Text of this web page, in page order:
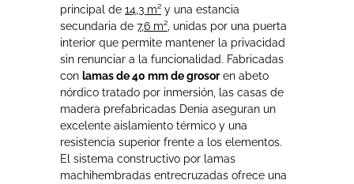
principal de 14,3 m² y una estancia
secundaria de 7,6 m² , unidas por una puerta
interior que permite mantener la privacidad
sin renunciar a la funcionalidad. Fabricadas
con lamas de 40 mm de grosoren abeto
nórdico tratado por inmersión, las casas de
madera prefabricadas Denia aseguran un
excelente aislamiento térmico y una
resistencia superior frente a los elementos.
El sistema constructivo por lamas
machihembradas entrecruzadas ofrece una